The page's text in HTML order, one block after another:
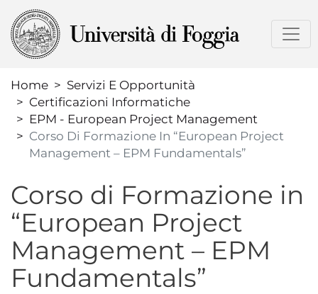
al
contenuto
Home
Servizi E Opportunità
Certificazioni Informatiche
EPM - European Project Management
Corso Di Formazione In “European Project
Management – EPM Fundamentals”
Corso di Formazione in
“European Project
Management – EPM
Fundamentals”